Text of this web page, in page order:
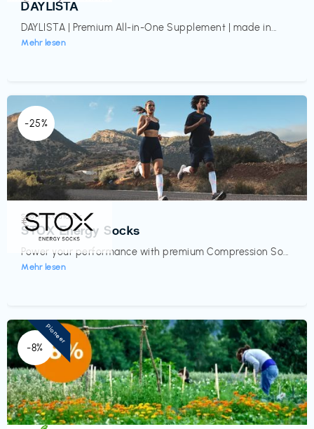
DAYLISTA
DAYLISTA | Premium All-in-One Supplement | made in...
Mehr lesen
-25%
Sport- & Outdoor
STOX Energy Socks
Power your performance with premium Compression So...
Mehr lesen
€‎
-8%
Pioneer